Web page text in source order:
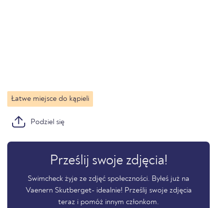
Łatwe miejsce do kąpieli
Podziel się
Prześlij swoje zdjęcia!
Swimcheck żyje ze zdjęć społeczności. Byłeś już na
Vaenern Skutberget- idealnie! Prześlij swoje zdjęcia
teraz i pomóż innym członkom.